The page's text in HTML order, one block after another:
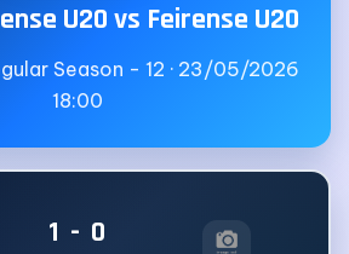
U20 vs Feirense U20
Season - 12 · 23/05/2026
18:00
1 - 0